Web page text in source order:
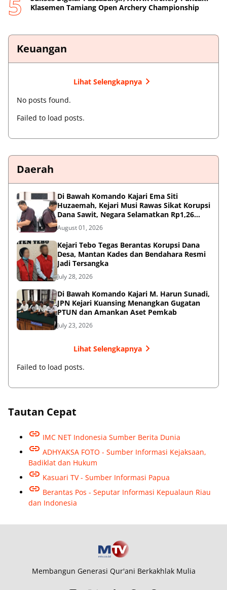
Klasemen Tamiang Open Archery Championship
Keuangan
Lihat Selengkapnya
No posts found.
Failed to load posts.
Daerah
Di Bawah Komando Kajari Ema Siti
Huzaemah, Kejari Musi Rawas Sikat Korupsi
Dana Sawit, Negara Selamatkan Rp1,26
Miliar
August 01, 2026
Kejari Tebo Tegas Berantas Korupsi Dana
Desa, Mantan Kades dan Bendahara Resmi
Jadi Tersangka
July 28, 2026
Di Bawah Komando Kajari M. Harun Sunadi,
JPN Kejari Kuansing Menangkan Gugatan
PTUN dan Amankan Aset Pemkab
July 23, 2026
Lihat Selengkapnya
Failed to load posts.
Tautan Cepat
IMC NET Indonesia Sumber Berita Dunia
ADHYAKSA FOTO - Sumber Informasi Kejaksaan,
Badiklat dan Hukum
Kasuari TV - Sumber Informasi Papua
Berantas Pos - Seputar Informasi Kepualaun Riau
dan Indonesia
Membangun Generasi Qur'ani Berkakhlak Mulia